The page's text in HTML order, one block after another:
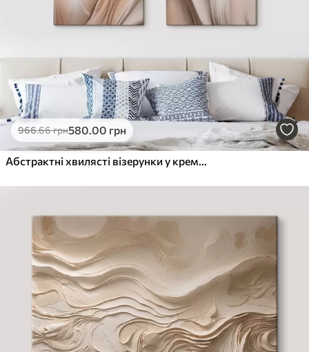
966.66грн580.00 грн
Абстрактні хвилясті візерунки у кремових та бежевих відтінках з м'якими тінями